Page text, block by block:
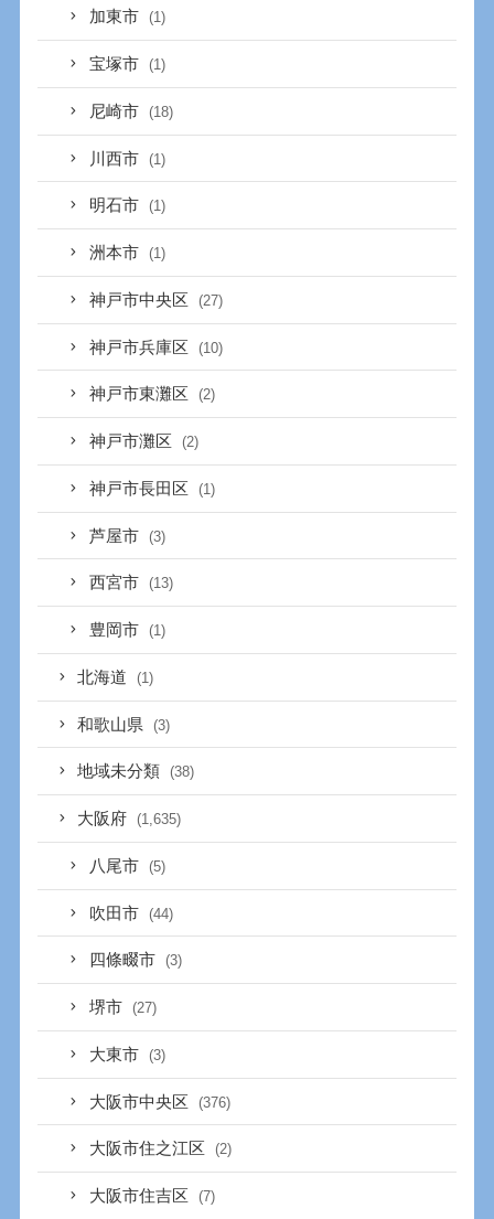
加東市 (1)
宝塚市 (1)
尼崎市 (18)
川西市 (1)
明石市 (1)
洲本市 (1)
神戸市中央区 (27)
神戸市兵庫区 (10)
神戸市東灘区 (2)
神戸市灘区 (2)
神戸市長田区 (1)
芦屋市 (3)
西宮市 (13)
豊岡市 (1)
北海道 (1)
和歌山県 (3)
地域未分類 (38)
大阪府 (1,635)
八尾市 (5)
吹田市 (44)
四條畷市 (3)
堺市 (27)
大東市 (3)
大阪市中央区 (376)
大阪市住之江区 (2)
大阪市住吉区 (7)